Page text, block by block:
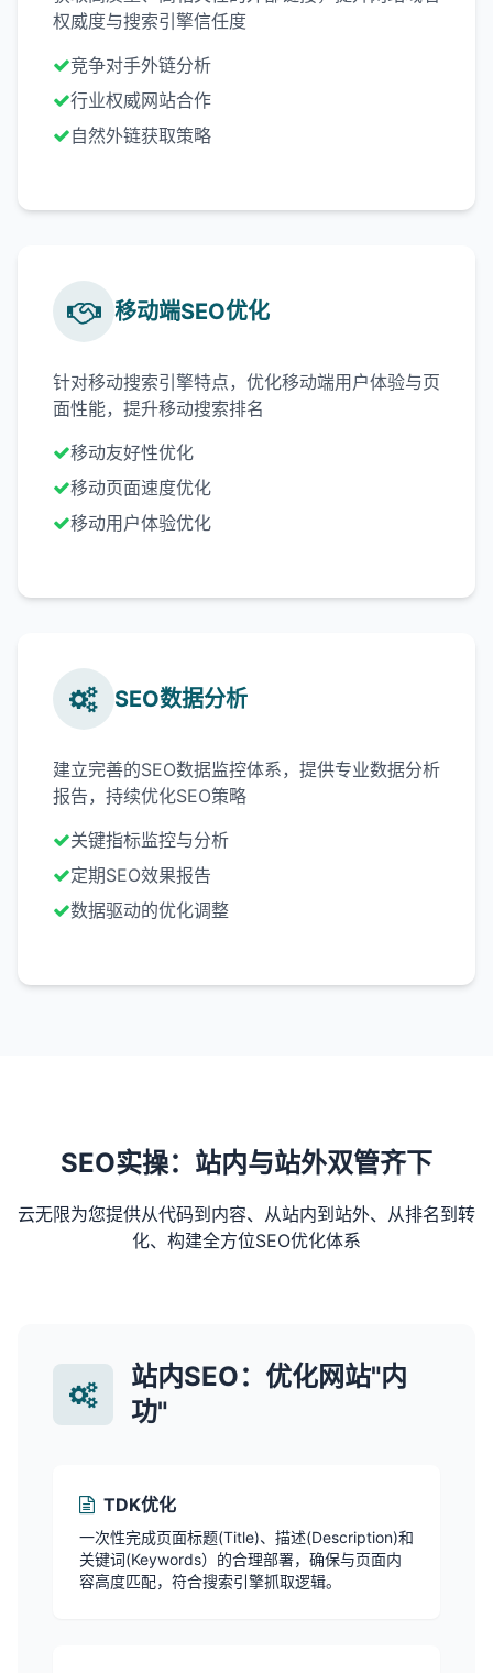
权威度与搜索引擎信任度
竞争对手外链分析
行业权威网站合作
自然外链获取策略
移动端SEO优化
针对移动搜索引擎特点，优化移动端用户体验与页
面性能，提升移动搜索排名
移动友好性优化
移动页面速度优化
移动用户体验优化
SEO数据分析
建立完善的SEO数据监控体系，提供专业数据分析
报告，持续优化SEO策略
关键指标监控与分析
定期SEO效果报告
数据驱动的优化调整
SEO实操：站内与站外双管齐下
云无限为您提供从代码到内容、从站内到站外、从排名到转
化、构建全方位SEO优化体系
站内SEO：优化网站"内
功"
TDK优化
一次性完成页面标题(Title)、描述(Description)和
关键词(Keywords）的合理部署，确保与页面内
容高度匹配，符合搜索引擎抓取逻辑。